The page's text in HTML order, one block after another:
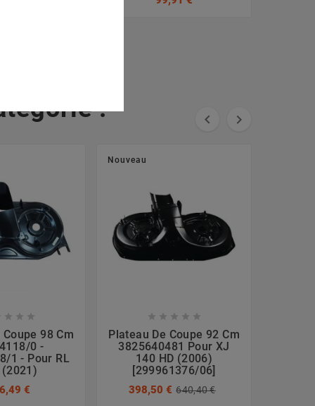
:  
  
98 Cm
0 -
1 - Pour RL
€
Nouveau
    
Plateau De Coupe 92 Cm
3825640481 Pour XJ
140 HD (2006)
[299961376/06]
398,50 € 640,40 €